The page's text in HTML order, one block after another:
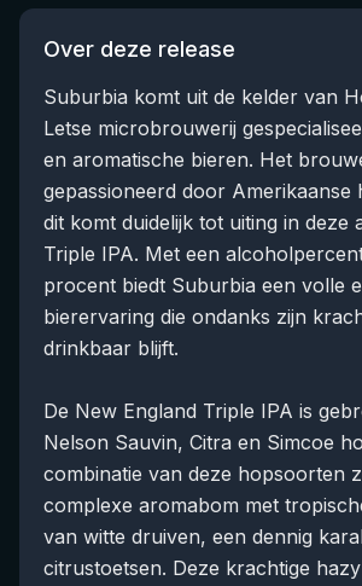
Over deze release
Suburbia komt uit de kelder van
Letse microbrouwerij
en aromatische bieren. Het
gepassioneerd door Amerikaanse
dit komt duidelijk tot uiting in deze
Triple IPA. Met een
procent biedt Suburbia een volle
bierervaring die ondanks zijn
drinkbaar blijft.
De New England Triple IPA is
Nelson Sauvin, Citra en Simcoe
combinatie van deze hopsoorten
complexe aromabom met
van witte druiven, een dennig
citrustoetsen. Deze krachtige